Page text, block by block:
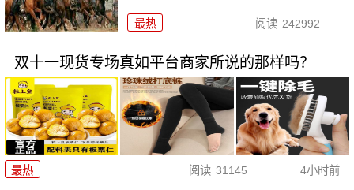
最热 阅读 242992
双十一现货专场真如平台商家所说的那样吗？
最热 阅读 31145 4小时前